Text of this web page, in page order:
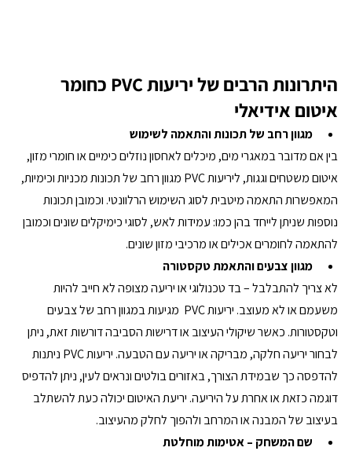
היתרונות הרבים של יריעות PVC כחומר
איטום אידיאלי
מגוון רחב של תכונות והתאמה לשימוש
בין אם מדובר במאגרי מים, מיכלים לאחסון נוזלים כימיים או חומרי מזון,
איטום משטחים וגגות, ליריעות PVC מגוון רחב של תכונות מכניות וכימיות,
המאפשרות התאמה מיטבית לסוג השימוש הרלוונטי. וכמובן תכונות
נוספות שניתן לייחד בהן כמו: עמידות לאש, לסוגי כימיקלים שונים וכמובן
להתאמה לחומרים אכילים או מרכיבי מזון שונים.
מגוון צבעים והתאמת טקסטורה
לא צריך להתבלבל – בד טכנולוגי או יריעה מצופה לא חייב להיות
משעמם או לא מעוצב. יריעות PVC  מגיעות במגוון רחב של צבעים
וטקסטורות. כאשר שיקולי העיצוב או דרישות הסביבה דורשות זאת, ניתן
לבחור יריעה חלקה, מבריקה או יריעה עם הטבעה. יריעות PVC ניתנות
להדפסה כך שבמידת הצורך, באזורים בולטים ונראים לעין, ניתן להדפיס
דוגמה כזאת או אחרת על היריעה. יריעת האיטום יכולה כעת להשתלב
בעיצוב של המבנה או המרחב ולהפוך לחלק מהעיצוב.
שם המשחק – אטימות מוחלטת